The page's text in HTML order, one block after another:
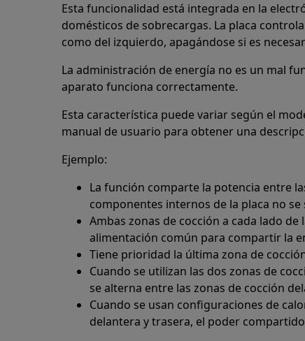
Esta funcionalidad está integrada en la
domésticos de sobrecargas. La placa
como del izquierdo, apagándose si es
La administración de energía no es un mal
aparato funciona correctamente.
Esta característica puede variar según el
manual de usuario para obtener una
Ejemplo:
La función comparte la potencia entre
componentes internos de la placa no
Ambas zonas de cocción a cada lado
alimentación común para compartir la
Tiene prioridad la última zona de
Cuando se utilizan las dos zonas de
se alterna entre las zonas de cocción
Cuando se usan configuraciones de
delantera y trasera, el poder